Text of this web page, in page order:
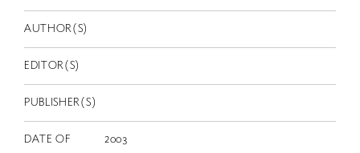
AUTHOR(S)
EDITOR(S)
PUBLISHER(S)
DATE OF
2003